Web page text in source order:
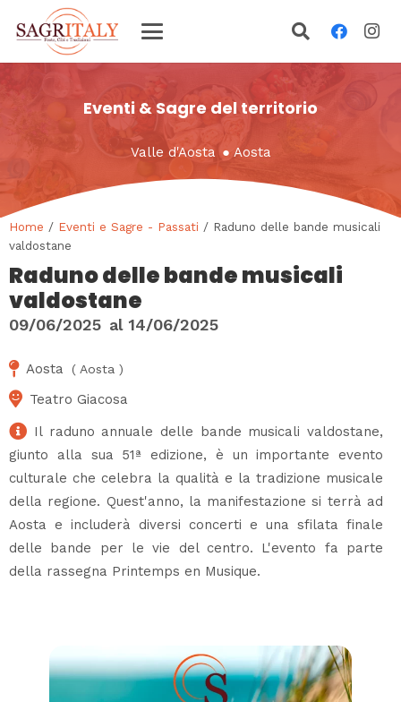
Eventi & Sagre del territorio
Valle d'Aosta ● Aosta
Home / Eventi e Sagre - Passati / Raduno delle bande musicali
valdostane
Raduno delle bande musicali
valdostane
09/06/2025 al 14/06/2025
Aosta ( Aosta )
Teatro Giacosa
Il raduno annuale delle bande musicali valdostane,
giunto alla sua 51ª edizione, è un importante evento
culturale che celebra la qualità e la tradizione musicale
della regione. Quest'anno, la manifestazione si terrà ad
Aosta e includerà diversi concerti e una sfilata finale
delle bande per le vie del centro. L'evento fa parte
della rassegna Printemps en Musique.